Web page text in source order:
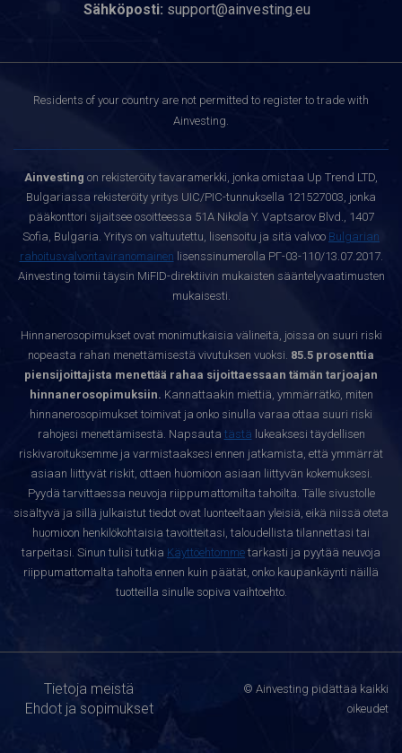
Sähköposti: support@ainvesting.eu
Residents of your country are not permitted to register to trade with
Ainvesting.
Ainvesting on rekisteröity tavaramerkki, jonka omistaa Up Trend LTD,
Bulgariassa rekisteröity yritys UIC/PIC-tunnuksella 121527003, jonka
pääkonttori sijaitsee osoitteessa 51A Nikola Y. Vaptsarov Blvd., 1407
Sofia, Bulgaria. Yritys on valtuutettu, lisensoitu ja sitä valvoo Bulgarian
rahoitusvalvontaviranomainen lisenssinumerolla РГ-03-110/13.07.2017.
Ainvesting toimii täysin MiFID-direktiivin mukaisten sääntelyvaatimusten
mukaisesti.
Hinnanerosopimukset ovat monimutkaisia välineitä, joissa on suuri riski
nopeasta rahan menettämisestä vivutuksen vuoksi. 85.5 prosenttia
piensijoittajista menettää rahaa sijoittaessaan tämän tarjoajan
hinnanerosopimuksiin. Kannattaakin miettiä, ymmärrätkö, miten
hinnanerosopimukset toimivat ja onko sinulla varaa ottaa suuri riski
rahojesi menettämisestä. Napsauta tästä lukeaksesi täydellisen
riskivaroituksemme ja varmistaaksesi ennen jatkamista, että ymmärrät
asiaan liittyvät riskit, ottaen huomioon asiaan liittyvän kokemuksesi.
Pyydä tarvittaessa neuvoja riippumattomilta tahoilta. Tälle sivustolle
sisältyvä ja sillä julkaistut tiedot ovat luonteeltaan yleisiä, eikä niissä oteta
huomioon henkilökohtaisia tavoitteitasi, taloudellista tilannettasi tai
tarpeitasi. Sinun tulisi tutkia Käyttöehtomme tarkasti ja pyytää neuvoja
riippumattomalta taholta ennen kuin päätät, onko kaupankäynti näillä
tuotteilla sinulle sopiva vaihtoehto.
Tietoja meistä
Ehdot ja sopimukset
© Ainvesting pidättää kaikki
oikeudet